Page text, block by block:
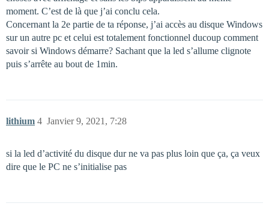
moment. C’est de là que j’ai conclu cela.
Concernant la 2e partie de ta réponse, j’ai accès au disque Windows
sur un autre pc et celui est totalement fonctionnel ducoup comment
savoir si Windows démarre? Sachant que la led s’allume clignote
puis s’arrête au bout de 1min.
lithium Janvier 9, 2021, 7:28
4
si la led d’activité du disque dur ne va pas plus loin que ça, ça veux
dire que le PC ne s’initialise pas